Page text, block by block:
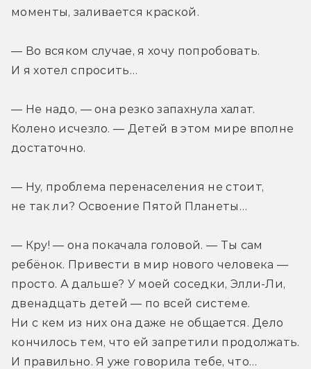
моменты, заливается краской.
— Во всяком случае, я хочу попробовать.
И я хотел спросить…
— Не надо, — она резко запахнула халат.
Колено исчезло. — Детей в этом мире вполне
достаточно.
— Ну, проблема перенаселения не стоит,
не так ли? Освоение Пятой Планеты…
— Кру! — она покачала головой. — Ты сам
ребёнок. Привести в мир нового человека —
просто. А дальше? У моей соседки, Элли-Ли,
двенадцать детей — по всей системе.
Ни с кем из них она даже не общается. Дело
кончилось тем, что ей запретили продолжать.
И правильно. Я уже говорила тебе, что…